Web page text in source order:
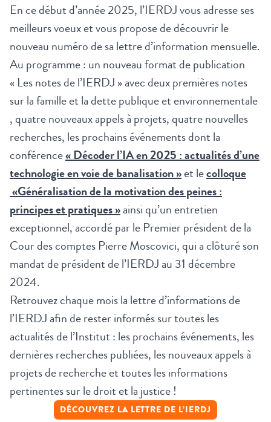
En ce début d’année 2025, l’IERDJ vous adresse ses
meilleurs voeux et vous propose de découvrir le
nouveau numéro de sa lettre d’information mensuelle.
Au programme : un nouveau format de publication
« Les notes de l’IERDJ »avec deux premières notes
sur la famille et la dette publique et environnementale
,quatre nouveaux appels à projets,quatre nouvelles
recherches, les prochains événements dont la
conférence« Décoder l’IA en 2025 : actualités d’une
technologie en voie de banalisation »et lecolloque
«Généralisation de la motivation des peines :
principes et pratiques »ainsi qu’unentretien
exceptionnel, accordé par le Premier président de la
Cour des comptes Pierre Moscovici,qui a clôturé son
mandat de président de l’IERDJ au 31 décembre
2024.
Retrouvez chaque mois la lettre d’informations de
l’IERDJ afin de rester informés sur toutes les
actualités de l’Institut : les prochains événements, les
dernières recherches publiées, les nouveaux appels à
projets de recherche et toutes les informations
pertinentes sur le droit et la justice !
DÉCOUVREZ LA LETTRE DE L’IERDJ